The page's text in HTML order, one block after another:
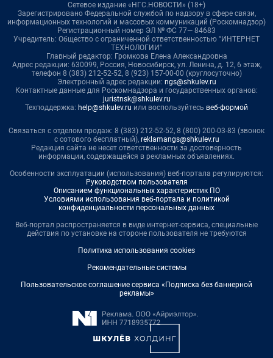
Сетевое издание «НГС.НОВОСТИ» (18+)
Зарегистрировано Федеральной службой по надзору в сфере связи,
информационных технологий и массовых коммуникаций (Роскомнадзор)
Регистрационный номер ЭЛ № ФС 77— 84683
Учредитель: Общество с ограниченной ответственностью "ИНТЕРНЕТ
ТЕХНОЛОГИИ"
Главный редактор: Громкова Елена Александровна
Адрес редакции: 630099, Россия, Новосибирск, ул. Ленина, д. 12, 6 этаж,
телефон 8 (383) 212-52-52, 8 (923) 157-00-00 (круглосуточно)
Электронный адрес редакции: ngs@shkulev.ru
Контактные данные для Роскомнадзора и государственных органов:
juristnsk@shkulev.ru
Техподдержка: help@shkulev.ru или воспользуйтесь веб-формой
Связаться с отделом продаж: 8 (383) 212-52-52, 8 (800) 200-03-83 (звонок
с сотового бесплатный), reklamangs@shkulev.ru
Редакция сайта не несет ответственности за достоверность
информации, содержащейся в рекламных объявлениях.
Особенности эксплуатации (использования) веб-портала регулируются:
Руководством пользователя
Описанием функциональных характеристик ПО
Условиями использования веб-портала и политикой
конфиденциальности персональных данных
Веб-портал распространяется в виде интернет-сервиса, специальные
действия по установке на стороне пользователя не требуются
Политика использования cookies
Рекомендательные системы
Пользовательское соглашение сервиса «Подписка без баннерной
рекламы»